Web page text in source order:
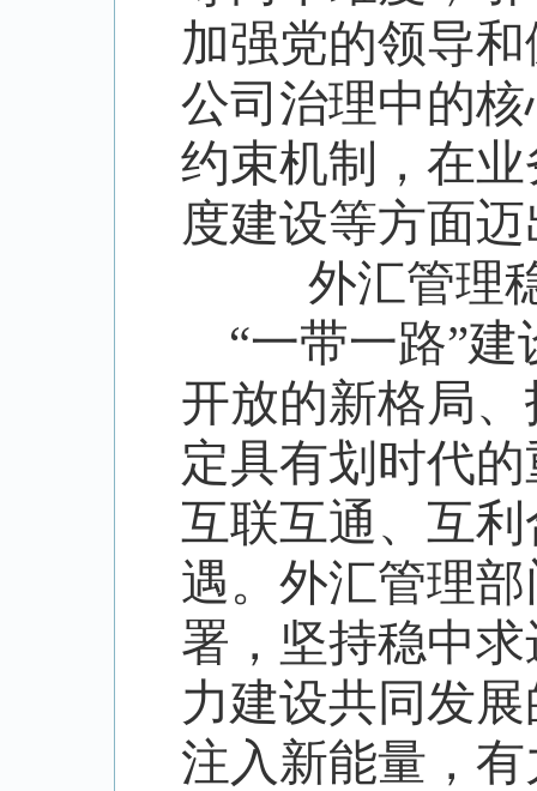
加强党的领导
公司治理中的
约束机制，在
度建设等方面
外汇管理
“一带一路”建
开放的新格局
定具有划时代
互联互通、互
遇。外汇管理
署，坚持稳中
力建设共同发
注入新能量，